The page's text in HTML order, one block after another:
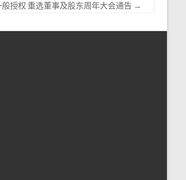
授权 重选董事及股东周年大会通告 →